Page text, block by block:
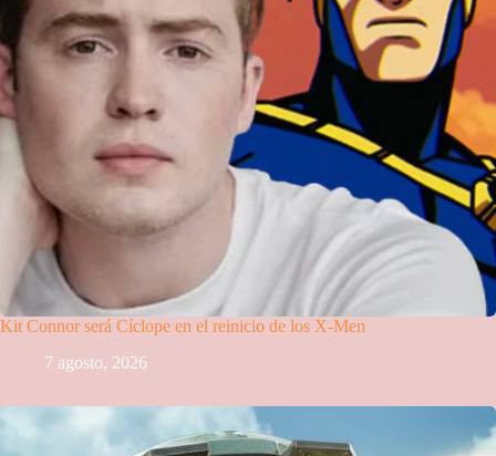
Kit Connor será Cíclope en el reinicio de los X-Men
7 agosto, 2026